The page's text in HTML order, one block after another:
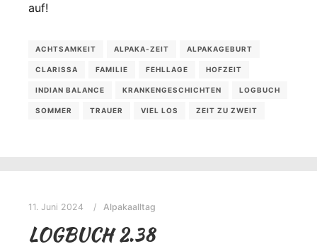
auf!
ACHTSAMKEIT ALPAKA-ZEIT ALPAKAGEBURT
CLARISSA FAMILIE FEHLLAGE HOFZEIT
INDIAN BALANCE KRANKENGESCHICHTEN LOGBUCH
SOMMER TRAUER VIEL LOS ZEIT ZU ZWEIT
11. Juni 2024 Alpakaalltag
LOGBUCH 2.38